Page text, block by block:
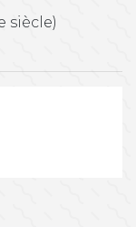
siècle)